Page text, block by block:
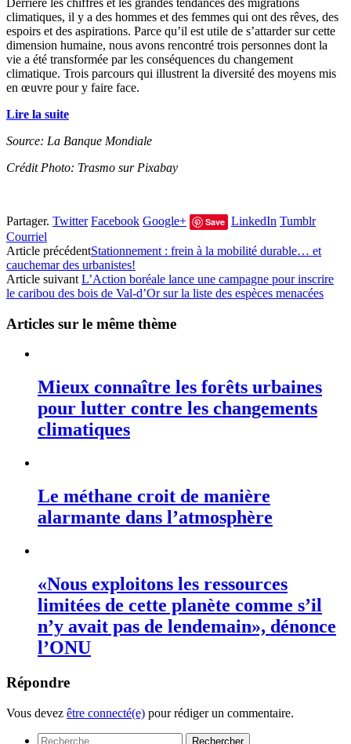
Derrière les chiffres et les grandes tendances des migrations
climatiques, il y a des hommes et des femmes qui ont des rêves, des
espoirs et des aspirations. Parce qu’il est utile de s’attarder sur cette
dimension humaine, nous avons rencontré trois personnes dont la
vie a été transformée par les conséquences du changement
climatique. Trois parcours qui illustrent la diversité des moyens mis
en œuvre pour y faire face.
Lire la suite
Source: La Banque Mondiale
Crédit Photo: Trasmo sur Pixabay
Partager. Twitter Facebook Google+ Save LinkedIn Tumblr
Courriel
Article précédentStationnement : frein à la mobilité durable… et
cauchemar des urbanistes!
Article suivant L’Action boréale lance une campagne pour inscrire
le caribou des bois de Val-d’Or sur la liste des espèces menacées
Articles sur le même thème
Mieux connaître les forêts urbaines
pour lutter contre les changements
climatiques
Le méthane croit de manière
alarmante dans l’atmosphère
«Nous exploitons les ressources
limitées de cette planète comme s’il
n’y avait pas de lendemain», dénonce
l’ONU
Répondre
Vous devez être connecté(e) pour rédiger un commentaire.
Rechercher :